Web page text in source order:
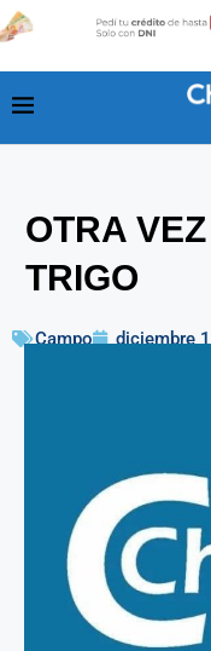
OTRA
TRIGO
Campo diciembre